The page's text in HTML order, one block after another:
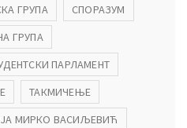
ГРУПА
СПОРАЗУМ
ГРУПА
ПАРЛАМЕНТ
ТАКМИЧЕЊЕ
МИРКО ВАСИЉЕВИЋ